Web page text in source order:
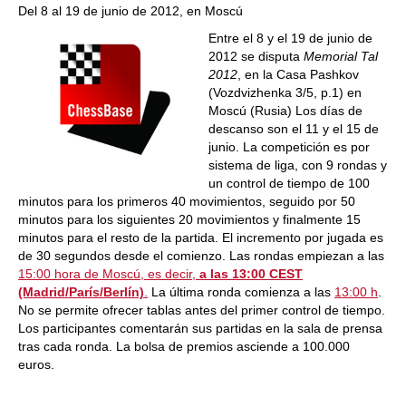
Del 8 al 19 de junio de 2012, en Moscú
Entre el 8 y el 19 de junio de
2012 se disputa Memorial Tal
2012 , en la Casa Pashkov
(Vozdvizhenka 3/5, p.1) en
Moscú (Rusia) Los días de
descanso son el 11 y el 15 de
junio. La competición es por
sistema de liga, con 9 rondas y
un control de tiempo de 100
minutos para los primeros 40 movimientos, seguido por 50
minutos para los siguientes 20 movimientos y finalmente 15
minutos para el resto de la partida. El incremento por jugada es
de 30 segundos desde el comienzo. Las rondas empiezan a las
15:00 hora de Moscú, es decir, a las 13:00 CEST
(Madrid/París/Berlín)
La última ronda comienza a las 13:00 h
No se permite ofrecer tablas antes del primer control de tiempo.
Los participantes comentarán sus partidas en la sala de prensa
tras cada ronda. La bolsa de premios asciende a 100.000
euros.